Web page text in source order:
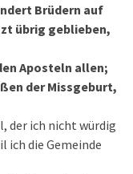
Brüdern auf
übrig geblieben,
Aposteln allen;
der Missgeburt,
der ich nicht würdig
ich die Gemeinde